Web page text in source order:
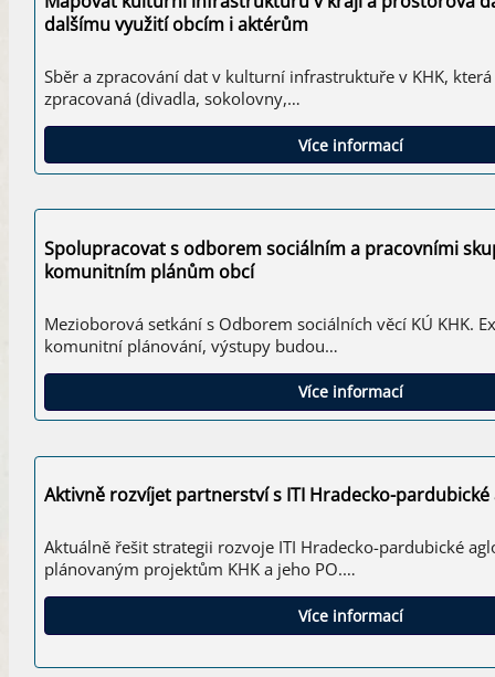
dalšímu využití obcím i aktérům
Sběr a zpracování dat v kulturní infrastruktuře v KHK,
zpracovaná (divadla, sokolovny,…
Více informací
Spolupracovat s odborem sociálním a pracovními
komunitním plánům obcí
Mezioborová setkání s Odborem sociálních věcí KÚ KHK.
komunitní plánování, výstupy budou…
Více informací
Aktivně rozvíjet partnerství s ITI Hradecko-
Aktuálně řešit strategii rozvoje ITI Hradecko-pardubické
plánovaným projektům KHK a jeho PO.…
Více informací